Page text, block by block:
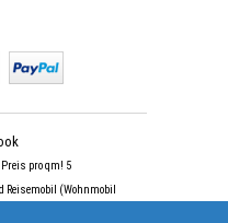
pro qm! 5
(Wohnmobil